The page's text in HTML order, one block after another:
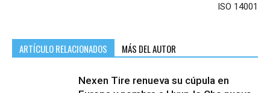
ISO 14001
ARTÍCULO RELACIONADOS MÁS DEL AUTOR
Nexen Tire renueva su cúpula en